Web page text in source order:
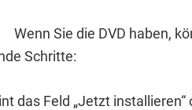
Wenn Sie die DVD haben,
Schritte:
das Feld „Jetzt installieren“